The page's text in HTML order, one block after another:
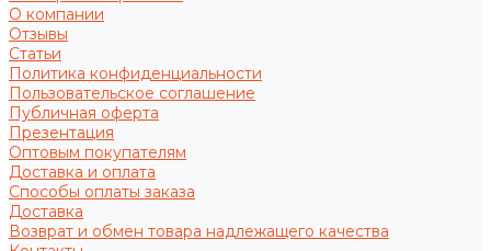
О компании
Отзывы
Статьи
Политика конфиденциальности
Пользовательское соглашение
Публичная оферта
Презентация
Оптовым покупателям
Доставка и оплата
Способы оплаты заказа
Доставка
Возврат и обмен товара надлежащего качества